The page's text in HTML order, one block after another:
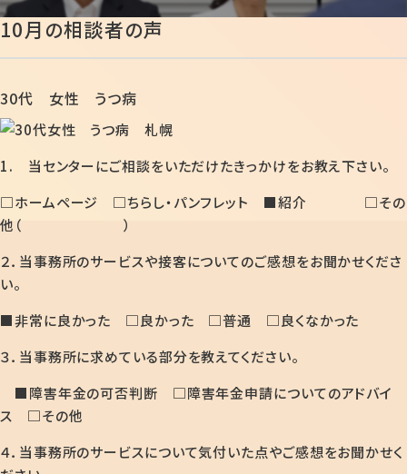
10月の相談者の声
30代 女性 うつ病
1. 当センターにご相談をいただけたきっかけをお教え下さい。
□ホームページ □ちらし・パンフレット ■紹介 □その
他（ ）
２．当事務所のサービスや接客についてのご感想をお聞かせくださ
い。
■非常に良かった □良かった □普通 □良くなかった
３．当事務所に求めている部分を教えてください。
■障害年金の可否判断 □障害年金申請についてのアドバイ
ス □その他
４．当事務所のサービスについて気付いた点やご感想をお聞かせく